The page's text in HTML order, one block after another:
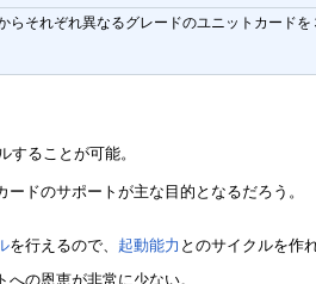
らそれぞれ異なるグレードのユニットカード
することが可能。
ドのサポートが主な目的となるだろう。
を行えるので、 起動能力 とのサイクルを作
の恩恵が非常に少ない。